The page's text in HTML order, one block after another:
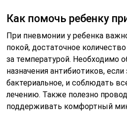
Как помочь ребенку
При пневмонии у ребенка
покой, достаточное
за температурой. Необходимо
назначения антибиотиков, если
бактериальное, и соблюдать
лечению. Также полезно
поддерживать комфортный